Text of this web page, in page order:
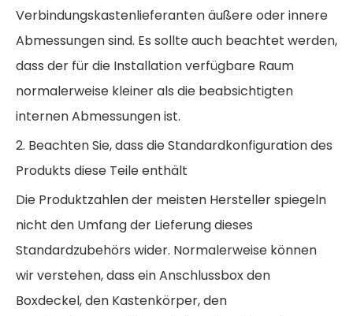
Verbindungskastenlieferanten äußere oder innere
Abmessungen sind. Es sollte auch beachtet werden,
dass der für die Installation verfügbare Raum
normalerweise kleiner als die beabsichtigten
internen Abmessungen ist.
2. Beachten Sie, dass die Standardkonfiguration des
Produkts diese Teile enthält
Die Produktzahlen der meisten Hersteller spiegeln
nicht den Umfang der Lieferung dieses
Standardzubehörs wider. Normalerweise können
wir verstehen, dass ein Anschlussbox den
Boxdeckel, den Kastenkörper, den